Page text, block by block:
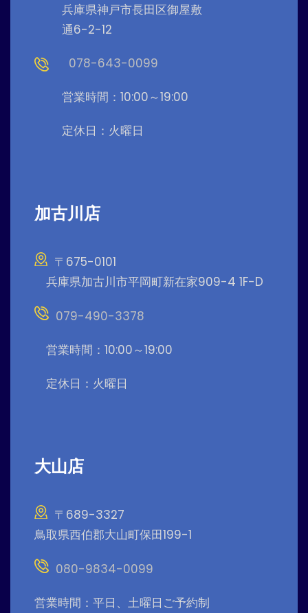
兵庫県神戸市長田区御屋敷
通6-2-12
078-643-0099
営業時間：10:00～19:00
定休日：火曜日
加古川店
〒675-0101
兵庫県加古川市平岡町新在家909-4 1F-D
079-490-3378
営業時間：10:00～19:00
定休日：火曜日
大山店
〒689-3327
鳥取県西伯郡大山町保田199-1
080-9834-0099
営業時間：平日、土曜日ご予約制